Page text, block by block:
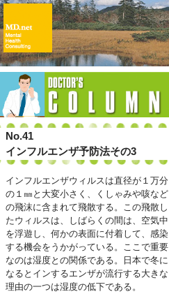
No.41
インフルエンザ予防法その3
インフルエンザウィルスは直径が１万分
の１㎜と大変小さく、くしゃみや咳など
の飛沫に含まれて飛散する。この飛散し
たウィルスは、しばらくの間は、空気中
を浮遊し、何かの表面に付着して、感染
する機会をうかがっている。ここで重要
なのは湿度との関係である。日本で冬に
なるとインするエンザが流行する大きな
理由の一つは湿度の低下である。